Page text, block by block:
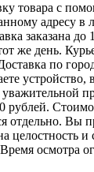
товара с
адресу в
заказана до
же день.
по
устройство,
рублей.
отдельно. Вы
целостность и
осмотра